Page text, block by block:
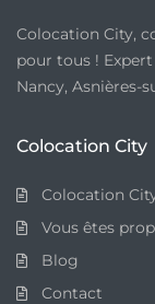
Colocation City,
pour tous !
Nancy, Asnières-
Colocation City
Colocation
Vous êtes
Blog
Contact